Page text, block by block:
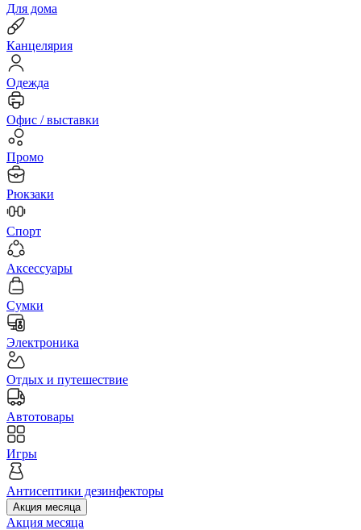
Для дома
Канцелярия
Одежда
Офис / выставки
Промо
Рюкзаки
Спорт
Аксессуары
Сумки
Электроника
Отдых и путешествие
Автотовары
Игры
Антисептики дезинфекторы
Акция месяца
Акция месяца